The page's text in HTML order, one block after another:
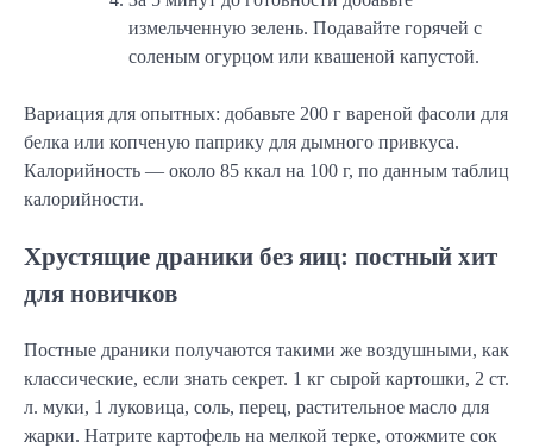
измельченную зелень. Подавайте горячей с
соленым огурцом или квашеной капустой.
Вариация для опытных: добавьте 200 г вареной фасоли для
белка или копченую паприку для дымного привкуса.
Калорийность — около 85 ккал на 100 г, по данным таблиц
калорийности.
Хрустящие драники без яиц: постный хит
для новичков
Постные драники получаются такими же воздушными, как
классические, если знать секрет. 1 кг сырой картошки, 2 ст.
л. муки, 1 луковица, соль, перец, растительное масло для
жарки. Натрите картофель на мелкой терке, отожмите сок